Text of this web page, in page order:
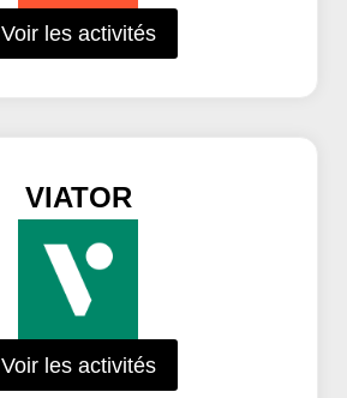
Voir les activités
VIATOR
Voir les activités